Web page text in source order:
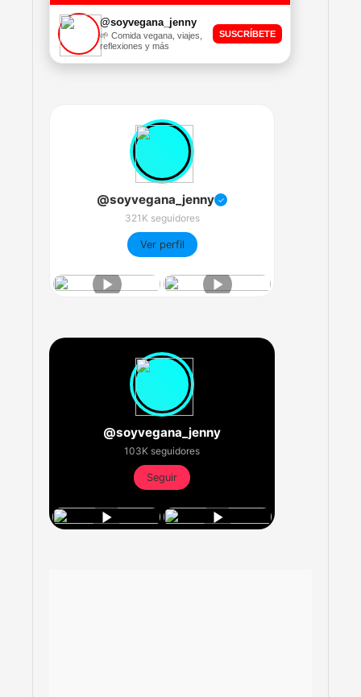
@soyvegana_jenny
🌱 Comida vegana, viajes,
reflexiones y más
SUSCRÍBETE
@soyvegana_jenny ✓
321K seguidores
Ver perfil
@soyvegana_jenny
103K seguidores
Seguir